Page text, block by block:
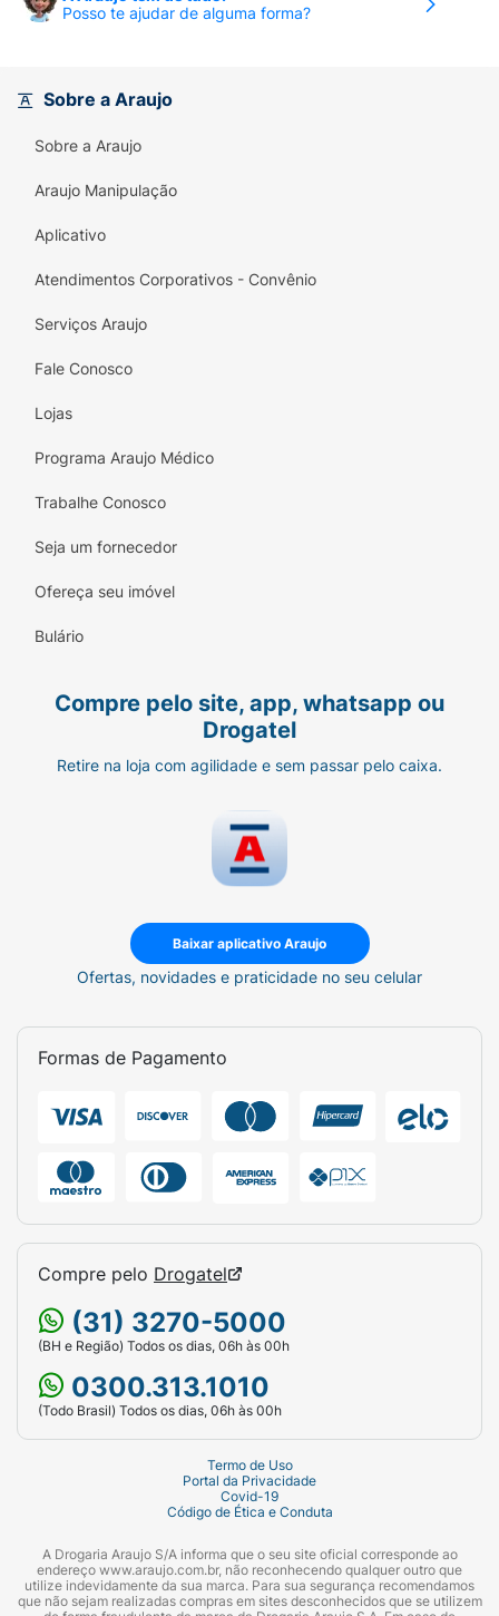
Qual a melhor forma de usar?
Shampoo Meu Liso Kids Melancia: Aplique o
Shampoo sobre o cabelo molhado dos
pequenos, evitando o rostinho. Massageie
lavar os cabelos com o Shampoo, aplique o
Condicionador no cabelo molhado, evitando
o rostinho. Aguarde alguns instantes e
enxágue bem.
Posso te ajudar de alguma forma?
Sobre a Araujo
Sobre a Araujo
Araujo Manipulação
Aplicativo
Atendimentos Corporativos - Convênio
Serviços Araujo
Fale Conosco
Lojas
Programa Araujo Médico
Trabalhe Conosco
Seja um fornecedor
Ofereça seu imóvel
Bulário
Compre pelo site, app, whatsapp ou
Drogatel
Retire na loja com agilidade e sem passar pelo caixa.
Baixar aplicativo Araujo
Ofertas, novidades e praticidade no seu celular
Formas de Pagamento
Compre pelo Drogatel
(31) 3270-5000
(BH e Região) Todos os dias, 06h às 00h
0300.313.1010
(Todo Brasil) Todos os dias, 06h às 00h
Termo de Uso
Portal da Privacidade
Covid-19
Código de Ética e Conduta
A Drogaria Araujo S/A informa que o seu site oficial corresponde ao
endereço www.araujo.com.br, não reconhecendo qualquer outro que
utilize indevidamente da sua marca. Para sua segurança recomendamos
que não sejam realizadas compras em sites desconhecidos que se utilizem